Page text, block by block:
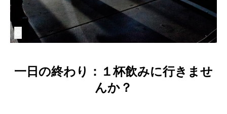
一日の終わり：１杯飲みに行きませ
んか？